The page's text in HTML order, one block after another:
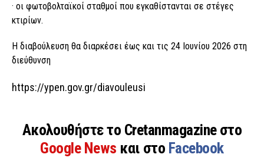
· οι φωτοβολταϊκοί σταθμοί που εγκαθίστανται σε στέγες
κτιρίων.
Η διαβούλευση θα διαρκέσει έως και τις 24 Ιουνίου 2026 στη
διεύθυνση
https://ypen.gov.gr/diavouleusi
Ακολουθήστε το Cretanmagazine στο
Google News και στο Facebook